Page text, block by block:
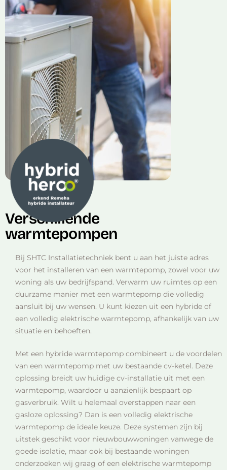
Verschillende
warmtepompen
Bij SHTC Installatietechniek bent u aan het juiste adres
voor het installeren van een warmtepomp, zowel voor uw
woning als uw bedrijfspand. Verwarm uw ruimtes op een
duurzame manier met een warmtepomp die volledig
aansluit bij uw wensen. U kunt kiezen uit een hybride of
een volledig elektrische warmtepomp, afhankelijk van uw
situatie en behoeften.
Met een hybride warmtepomp combineert u de voordelen
van een warmtepomp met uw bestaande cv-ketel. Deze
oplossing breidt uw huidige cv-installatie uit met een
warmtepomp, waardoor u aanzienlijk bespaart op
gasverbruik. Wilt u helemaal overstappen naar een
gasloze oplossing? Dan is een volledig elektrische
warmtepomp de ideale keuze. Deze systemen zijn bij
uitstek geschikt voor nieuwbouwwoningen vanwege de
goede isolatie, maar ook bij bestaande woningen
onderzoeken wij graag of een elektrische warmtepomp